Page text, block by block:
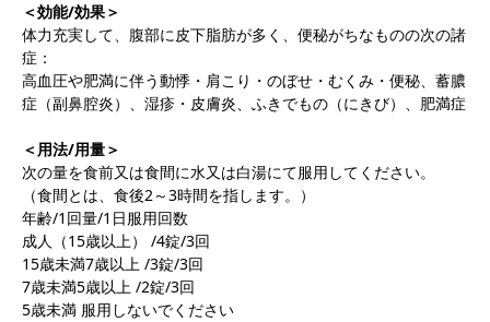
＜効能/効果＞
体力充実して、腹部に皮下脂肪が多く、便秘がちなものの次の諸
症：
高血圧や肥満に伴う動悸・肩こり・のぼせ・むくみ・便秘、蓄膿
症（副鼻腔炎）、湿疹・皮膚炎、ふきでもの（にきび）、肥満症
＜用法/用量＞
次の量を食前又は食間に水又は白湯にて服用してください。
（食間とは、食後2～3時間を指します。）
年齢/1回量/1日服用回数
成人（15歳以上） /4錠/3回
15歳未満7歳以上 /3錠/3回
7歳未満5歳以上 /2錠/3回
5歳未満 服用しないでください